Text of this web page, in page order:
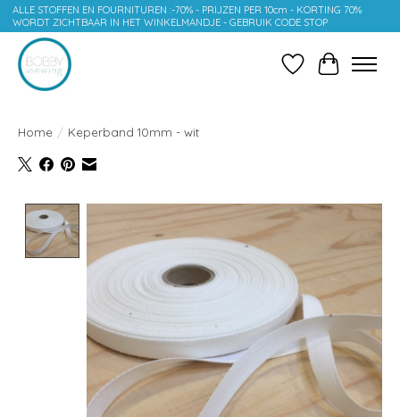
ALLE STOFFEN EN FOURNITUREN :-70% - PRIJZEN PER 10cm - KORTING 70%
WORDT ZICHTBAAR IN HET WINKELMANDJE - GEBRUIK CODE STOP
Verlanglijst
Home / Keperband 10mm - wit
Product image slideshow Items